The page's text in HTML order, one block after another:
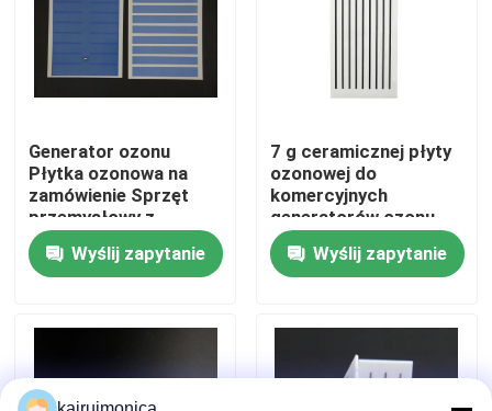
O nas
Kontrola jakości
Skontaktuj się z nami
Aktualności
Poprosić o wycenę
Generator ozonu
Płytka ozonowa na
zamówienie Sprzęt
przemysłowy z
wodoodpornymi
systemami ozonowymi
Wyślij zapytanie
7 g ceramicznej płyty
ozonowej do
komercyjnych
generatorów ozonu
Wyślij zapytanie